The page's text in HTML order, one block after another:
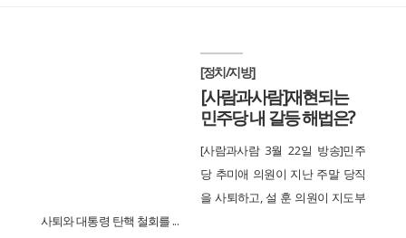
[정치/지방]
[사람과사람]재현되는
민주당 내 갈등 해법은?
[사람과사람 3월 22일 방송]민주
당 추미애 의원이 지난 주말 당직
을 사퇴하고, 설 훈 의원이 지도부
사퇴와 대통령 탄핵 철회를 ...